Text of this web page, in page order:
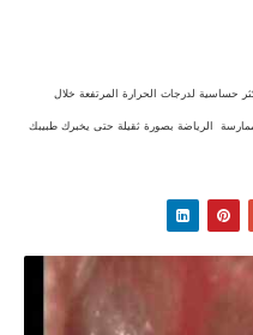
حساسية لدرجات الحرارة المرتفعة خلال
الرياضة بصورة ثقيلة حتى يخبرك طبيبك